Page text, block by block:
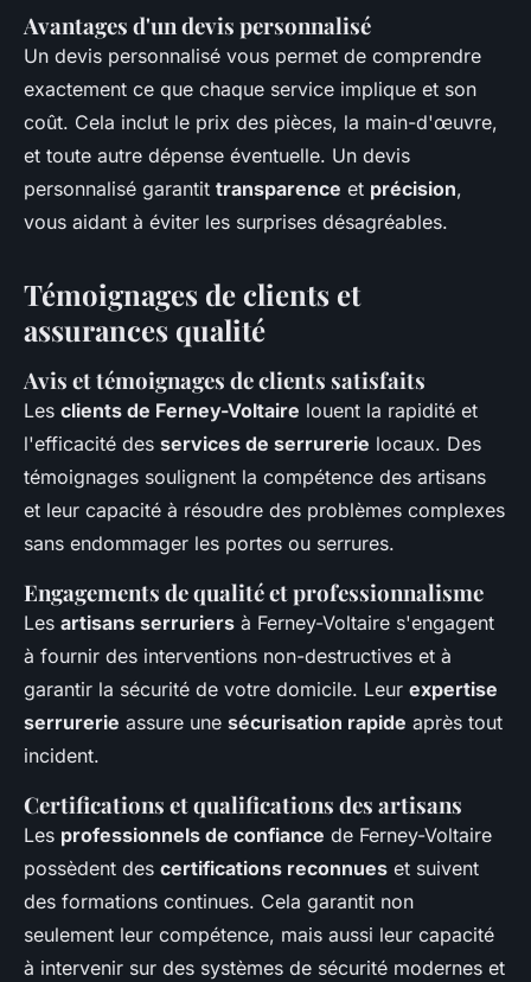
Avantages d'un devis personnalisé
Un devis personnalisé vous permet de comprendre
exactement ce que chaque service implique et son
coût. Cela inclut le prix des pièces, la main-d'œuvre,
et toute autre dépense éventuelle. Un devis
personnalisé garantit transparence et précision,
vous aidant à éviter les surprises désagréables.
Témoignages de clients et
assurances qualité
Avis et témoignages de clients satisfaits
Les clients de Ferney-Voltaire louent la rapidité et
l'efficacité des services de serrurerie locaux. Des
témoignages soulignent la compétence des artisans
et leur capacité à résoudre des problèmes complexes
sans endommager les portes ou serrures.
Engagements de qualité et professionnalisme
Les artisans serruriers à Ferney-Voltaire s'engagent
à fournir des interventions non-destructives et à
garantir la sécurité de votre domicile. Leur expertise
serrurerie assure une sécurisation rapide après tout
incident.
Certifications et qualifications des artisans
Les professionnels de confiance de Ferney-Voltaire
possèdent des certifications reconnues et suivent
des formations continues. Cela garantit non
seulement leur compétence, mais aussi leur capacité
à intervenir sur des systèmes de sécurité modernes et